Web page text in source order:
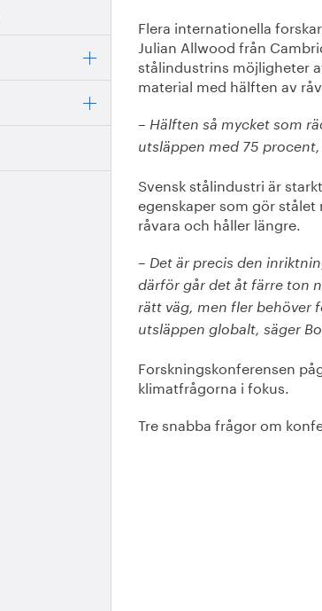
Flera internationella
Julian Allwood från
stålindustrins möjligheter
material med hälften av
– Hälften så mycket som
utsläppen med 75
Svensk stålindustri är
egenskaper som gör
råvara och håller längre.
– Det är precis den
därför går det åt färre ton
rätt väg, men fler behöver
utsläppen globalt, säger
Forskningskonferensen
klimatfrågorna i fokus.
Tre snabba frågor om